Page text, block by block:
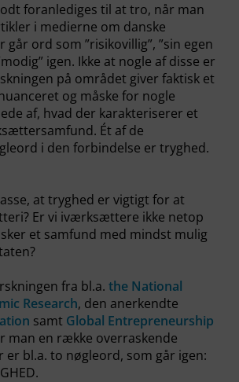
foranlediges til at tro, når man
i medierne om danske
ord som ”risikovillig”, ”sin egen
igen. Ikke at nogle af disse er
på området giver faktisk et
og måske for nogle
af, hvad der karakteriserer et
Ét af de
i den forbindelse er tryghed.
at tryghed er vigtigt for at
Er vi iværksættere ikke netop
et samfund med mindst mulig
fra bl.a. the National
Research, den anerkendte
samt Global Entrepreneurship
man en række overraskende
er bl.a. to nøgleord, som går igen: